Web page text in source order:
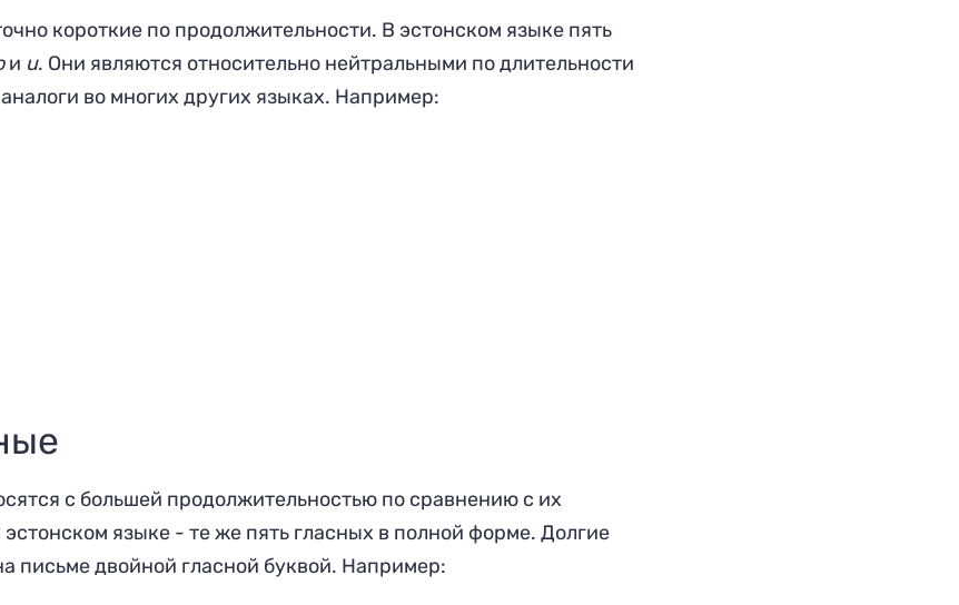
короткие по продолжительности. В эстонском языке пять
и u. Они являются относительно нейтральными по длительности
во многих других языках. Например:
с бoльшей продолжительностью по сравнению с их
языке - те же пять гласных в полной форме. Долгие
письме двойной гласной буквой. Например: